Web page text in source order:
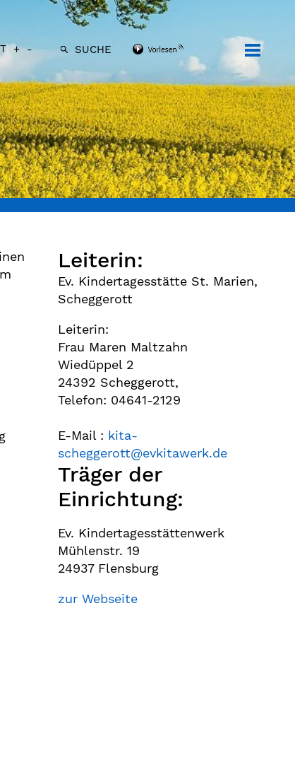
+ - SUCHE
Leiterin:
Ev. Kindertagesstätte St. Marien,
Scheggerott
Leiterin:
Frau Maren Maltzahn
Wiedüppel 2
24392 Scheggerott,
Telefon: 04641-2129
E-Mail : kita-
scheggerott@evkitawerk.de
Träger der
Einrichtung:
Ev. Kindertagesstättenwerk
Mühlenstr. 19
24937 Flensburg
zur Webseite